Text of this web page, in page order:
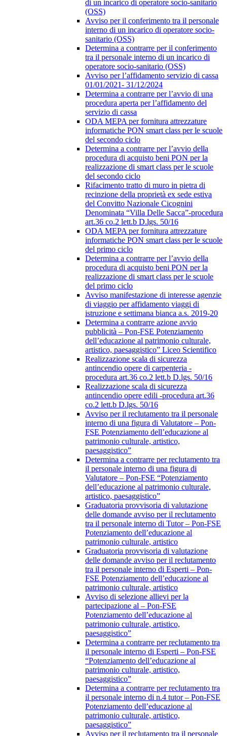
di un incarico di operatore socio-sanitario
(OSS)
Avviso per il conferimento tra il personale
interno di un incarico di operatore socio-
sanitario (OSS)
Determina a contrarre per il conferimento
tra il personale interno di un incarico di
operatore socio-sanitario (OSS)
Avviso per l’affidamento servizio di cassa
01/01/2021- 31/12/2024
Determina a contrarre per l’avvio di una
procedura aperta per l’affidamento del
servizio di cassa
ODA MEPA per fornitura attrezzature
informatiche PON smart class per le scuole
del secondo ciclo
Determina a contrarre per l’avvio della
procedura di acquisto beni PON per la
realizzazione di smart class per le scuole
del secondo ciclo
Rifacimento tratto di muro in pietra di
recinzione della proprietà ex sede estiva
del Convitto Nazionale Cicognini
Denominata “Villa Delle Sacca”-procedura
art.36 co.2 lett.b D.lgs. 50/16
ODA MEPA per fornitura attrezzature
informatiche PON smart class per le scuole
del primo ciclo
Determina a contrarre per l’avvio della
procedura di acquisto beni PON per la
realizzazione di smart class per le scuole
del primo ciclo
Avviso manifestazione di interesse agenzie
di viaggio per affidamento viaggi di
istruzione e settimana bianca a.s. 2019-20
Determina a contrarre azione avvio
pubblicità – Pon-FSE Potenziamento
dell’educazione al patrimonio culturale,
artistico, paesaggistico” Liceo Scientifico
Realizzazione scala di sicurezza
antincendio opere di carpenteria -
procedura art.36 co.2 lett.b D.lgs. 50/16
Realizzazione scala di sicurezza
antincendio opere edili -procedura art.36
co.2 lett.b D.lgs. 50/16
Avviso per il reclutamento tra il personale
interno di una figura di Valutatore – Pon-
FSE Potenziamento dell’educazione al
patrimonio culturale, artistico,
paesaggistico”
Determina a contrarre per reclutamento tra
il personale interno di una figura di
Valutatore – Pon-FSE “Potenziamento
dell’educazione al patrimonio culturale,
artistico, paesaggistico”
Graduatoria provvisoria di valutazione
delle domande avviso per il reclutamento
tra il personale interno di Tutor – Pon-FSE
Potenziamento dell’educazione al
patrimonio culturale, artistico
Graduatoria provvisoria di valutazione
delle domande avviso per il reclutamento
tra il personale interno di Esperti – Pon-
FSE Potenziamento dell’educazione al
patrimonio culturale, artistico
Avviso di selezione allievi per la
partecipazione al – Pon-FSE
Potenziamento dell’educazione al
patrimonio culturale, artistico,
paesaggistico”
Determina a contrarre per reclutamento tra
il personale interno di Esperti – Pon-FSE
“Potenziamento dell’educazione al
patrimonio culturale, artistico,
paesaggistico”
Determina a contrarre per reclutamento tra
il personale interno di n.4 tutor – Pon-FSE
Potenziamento dell’educazione al
patrimonio culturale, artistico,
paesaggistico”
Avviso per il reclutamento tra il personale